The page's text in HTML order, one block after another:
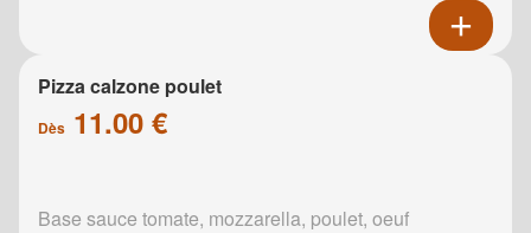
Pizza calzone poulet
Dès 11.00 €
Base sauce tomate, mozzarella, poulet, oeuf